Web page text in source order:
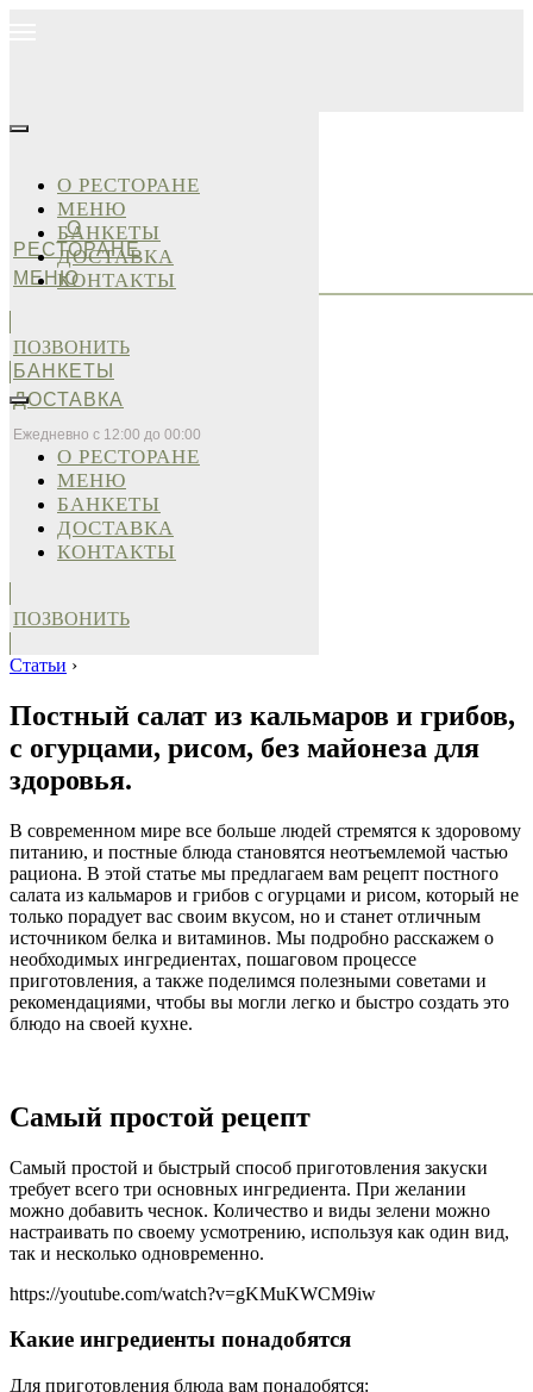
О
РЕСТОРАНЕ
МЕНЮ
БАНКЕТЫ
ДОСТАВКА
Ежедневно с 12:00 до 00:00
О РЕСТОРАНЕ
МЕНЮ
БАНКЕТЫ
ДОСТАВКА
КОНТАКТЫ
ПОЗВОНИТЬ
О РЕСТОРАНЕ
МЕНЮ
БАНКЕТЫ
ДОСТАВКА
КОНТАКТЫ
ПОЗВОНИТЬ
Статьи ›
Постный салат из кальмаров и грибов,
с огурцами, рисом, без майонеза для
здоровья.
В современном мире все больше людей стремятся к здоровому
питанию, и постные блюда становятся неотъемлемой частью
рациона. В этой статье мы предлагаем вам рецепт постного
салата из кальмаров и грибов с огурцами и рисом, который не
только порадует вас своим вкусом, но и станет отличным
источником белка и витаминов. Мы подробно расскажем о
необходимых ингредиентах, пошаговом процессе
приготовления, а также поделимся полезными советами и
рекомендациями, чтобы вы могли легко и быстро создать это
блюдо на своей кухне.
Самый простой рецепт
Самый простой и быстрый способ приготовления закуски
требует всего три основных ингредиента. При желании
можно добавить чеснок. Количество и виды зелени можно
настраивать по своему усмотрению, используя как один вид,
так и несколько одновременно.
https://youtube.com/watch?v=gKMuKWCM9iw
Какие ингредиенты понадобятся
Для приготовления блюда вам понадобятся: